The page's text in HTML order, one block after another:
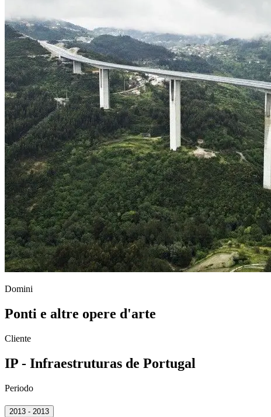
Domini
Ponti e altre opere d'arte
Cliente
IP - Infraestruturas de Portugal
Periodo
2013 - 2013